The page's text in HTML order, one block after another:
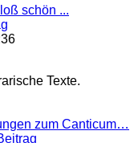
schön ...
Texte.
zum Canticum…